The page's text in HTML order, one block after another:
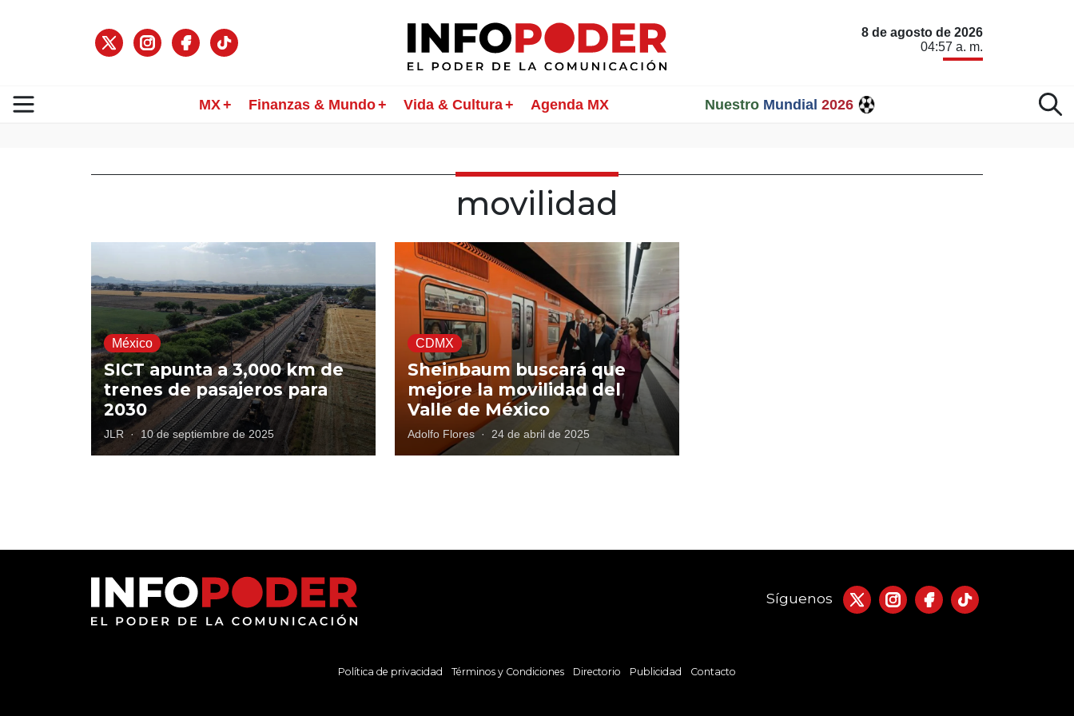
8 de agosto de 2026
04:57 a. m.
MX Finanzas & Mundo Vida & Cultura Agenda MX Nuestro Mundial 2026
movilidad
México
SICT apunta a 3,000 km de
trenes de pasajeros para
2030
JLR · 10 de septiembre de 2025
CDMX
Sheinbaum buscará que
mejore la movilidad del
Valle de México
Adolfo Flores· 24 de abril de 2025
Síguenos
Política de privacidad Términos y Condiciones Directorio Publicidad Contacto